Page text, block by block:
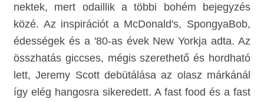
nektek, mert odaillik a többi bohém bejegyzés
közé. Az inspirációt a McDonald's, SpongyaBob,
édességek és a '80-as évek New Yorkja adta. Az
összhatás giccses, mégis szerethető és hordható
lett, Jeremy Scott debütálása az olasz márkánál
így elég hangosra sikeredett. A fast food és a fast